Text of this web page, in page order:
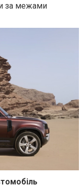
за межами